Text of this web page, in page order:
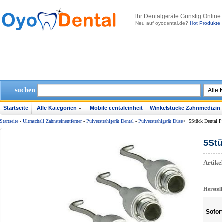
lhr Dentalgeräte Günstig
Neu auf oyodental.de? Hot Produkte
suchen
Startseite Alle Kategorien Mobile dentaleinheit Winkelstücke Zahnmedizin
Startseite - Ultraschall Zahnsteinentferner- Pulverstrahlgerät Dental - Pulverstrahlgerät Düse> 5Stück Dental